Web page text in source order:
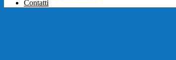
Contatti